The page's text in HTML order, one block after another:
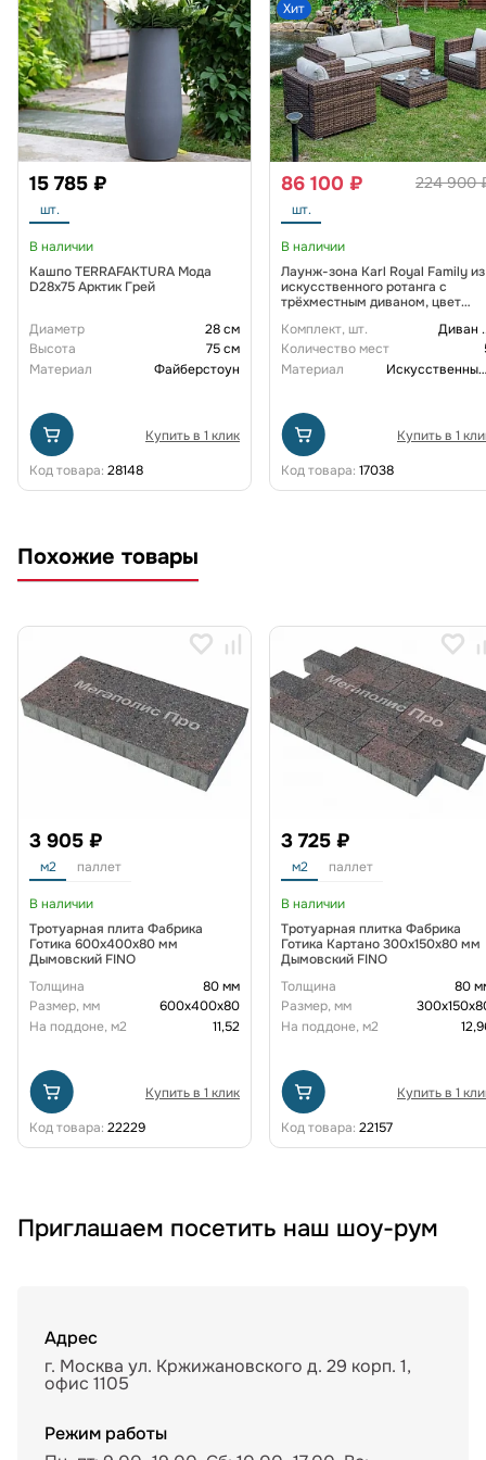
15 785 ₽
шт.
В наличии
Кашпо TERRAFAKTURA Мода
D28x75 Арктик Грей
Диаметр
28 см
Высота
75 см
Материал
Файберстоун
Купить в 1 клик
Код товара: 28148
Хит
224 900
86 100 ₽
шт.
В наличии
Лаунж-зона Karl Royal Family из
искусственного ротанга с
трёхместным диваном, цвет
Комплект, шт. Диван
Количество мест
Материал
Искусственный ротанг
Купить в 1
Код товара: 17038
Похожие товары
3 905 ₽
м2 паллет
В наличии
Тротуарная плита Фабрика
Готика 600х400х80 мм
Дымовский FINO
Толщина
80 мм
Размер, мм
600х400х80
На поддоне, м2
11,52
Купить в 1 клик
Код товара: 22229
3 725 ₽
м2 паллет
В наличии
Тротуарная плитка Фабрика
Готика Картано 300х150х80 мм
Дымовский FINO
Толщина
80
Размер, мм
На поддоне, м2
Купить в 1
Код товара: 22157
Приглашаем посетить наш шоу-рум
Адрес
г. Москва ул. Кржижановского д. 29 корп. 1,
офис 1105
Режим работы